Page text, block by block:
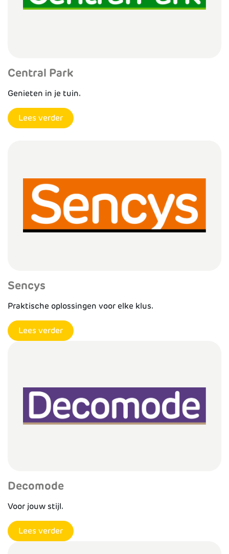
Central Park
Genieten in je tuin.
Lees verder
Sencys
Praktische oplossingen voor elke klus.
Lees verder
Decomode
Voor jouw stijl.
Lees verder